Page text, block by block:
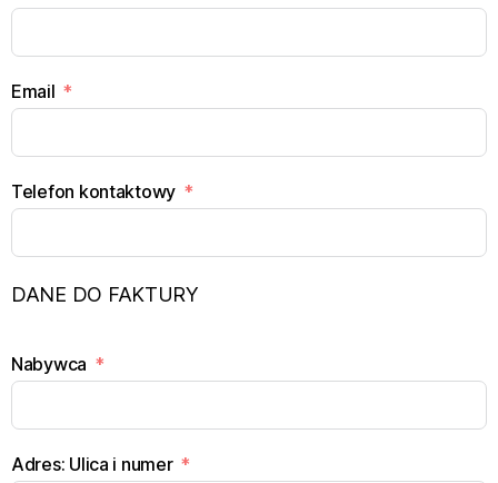
Email
Telefon kontaktowy
DANE DO FAKTURY
Nabywca
Adres: Ulica i numer